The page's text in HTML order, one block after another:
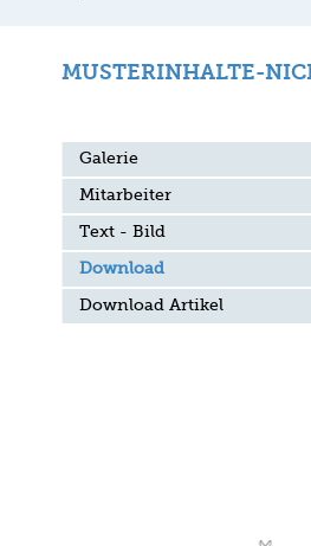
MUSTERINHALTE-
Galerie
Mitarbeiter
Text - Bild
Download
Download Artikel